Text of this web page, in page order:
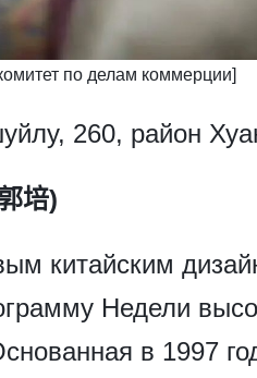
по делам коммерции]
260, район
培)
китайским
Недели
в 1997